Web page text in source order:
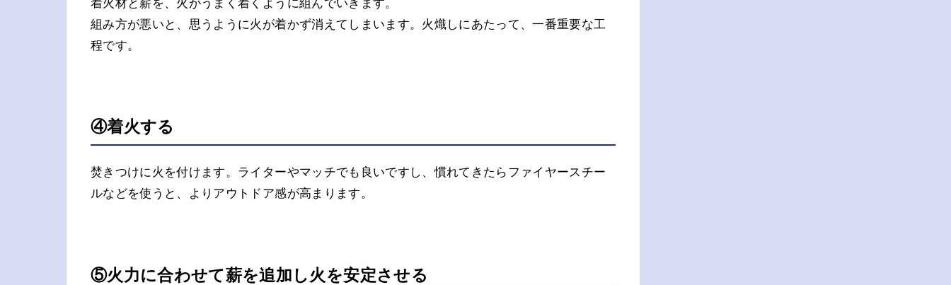
着火材と薪を、火がうまく着くように組んでいきます。
組み方が悪いと、思うように火が着かず消えてしまいます。火熾しにあたって、一番重要な工
程です。
④着火する
焚きつけに火を付けます。ライターやマッチでも良いですし、慣れてきたらファイヤースチー
ルなどを使うと、よりアウトドア感が高まります。
⑤火力に合わせて薪を追加し火を安定させる